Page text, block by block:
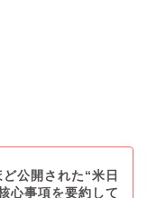
公開された“米日
心事項を要約して